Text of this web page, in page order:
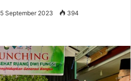
September 2023 394